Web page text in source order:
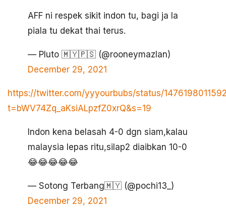
AFF ni respek sikit indon tu, bagi ja la
piala tu dekat thai terus.
— Pluto 🇲🇾🇵🇸 (@rooneymazlan)
December 29, 2021
https://twitter.com/yyyourbubs/status/
t=bWV74Zq_aKsiALpzfZ0xrQ&s=19
Indon kena belasah 4-0 dgn siam,kalau
malaysia lepas ritu,silap2 diaibkan 10-0
😂😂😂😂😂
— Sotong Terbang🇲🇾 (@pochi13_)
December 29, 2021